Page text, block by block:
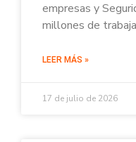
empresas y
millones de
LEER MÁS »
17 de julio de 2026